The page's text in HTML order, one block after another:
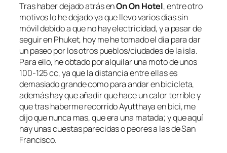
Tras haber dejado atrás enOn On Hotel, entre otro
motivos lo he dejado ya que llevo varios días sin
móvil debido a que no hay electricidad, y a pesar de
seguir en Phuket, hoy me he tomado el día para dar
un paseo por los otros pueblos/ciudades de la isla.
Para ello, he obtado por alquilar una moto de unos
100-125 cc, ya que la distancia entre ellas es
demasiado grande como para andar en bicicleta,
además hay que añadir que hace un calor terrible y
que tras haberme recorrido Ayutthaya en bici, me
dijo que nunca mas, que era una matada; y que aquí
hay unas cuestas parecidas o peores a las de San
Francisco.